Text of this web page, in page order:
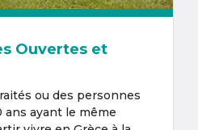
Ouvertes et
ou des personnes
ans ayant le même